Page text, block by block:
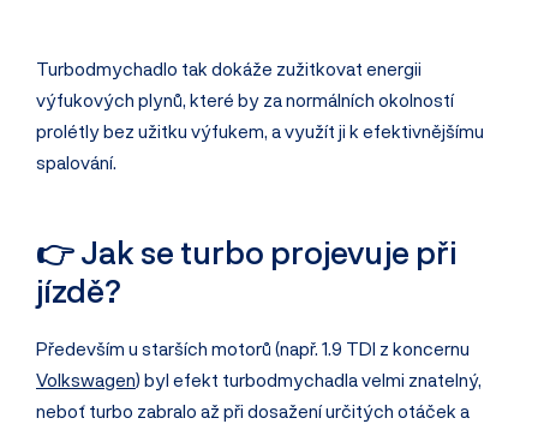
Turbodmychadlo tak dokáže zužitkovat energii
výfukových plynů, které by za normálních okolností
prolétly bez užitku výfukem, a využít ji k efektivnějšímu
spalování.
👉 Jak se turbo projevuje při
jízdě?
Především u starších motorů (např. 1.9 TDI z koncernu
Volkswagen) byl efekt turbodmychadla velmi znatelný,
neboť turbo zabralo až při dosažení určitých otáček a